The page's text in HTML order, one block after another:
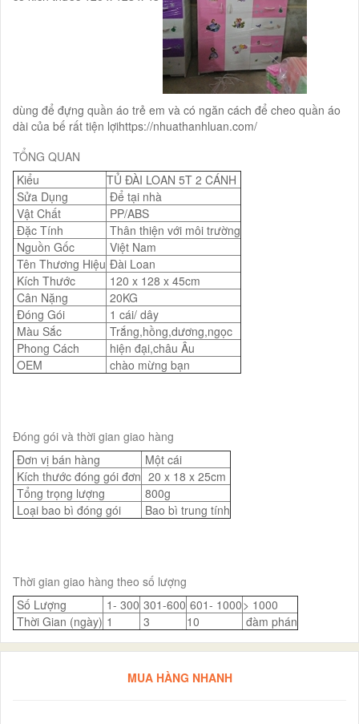
dùng để đựng quần áo trẻ em và có ngăn cách để cheo quần áo
dài của bế rất tiện lợihttps://nhuathanhluan.com/
TỔNG QUAN
Kiểu
TỦ ĐÀI LOAN 5T 2 CÁNH
Sửa Dụng
Để tại nhà
Vật Chất
PP/ABS
Đặc Tính
Thân thiện với môi trường
Nguồn Gốc
Việt Nam
Tên Thương Hiệu Đài Loan
Kích Thước
120 x 128 x 45cm
Cân Nặng
20KG
Đóng Gói
1 cái/ dây
Màu Sắc
Trắng,hồng,dương,ngọc
Phong Cách
hiện đại,châu Âu
OEM
chào mừng bạn
Đóng gói và thời gian giao hàng
Đơn vị bán hàng
Một cái
Kích thước đóng gói đơn 20 x 18 x 25cm
Tổng trọng lượng
800g
Loại bao bì đóng gói
Bao bì trung tính
Thời gian giao hàng theo số lượng
Số Lượng
1- 300 301-600 601- 1000> 1000
Thời Gian (ngày) 1 3 10 đàm phán
MUA HÀNG NHANH